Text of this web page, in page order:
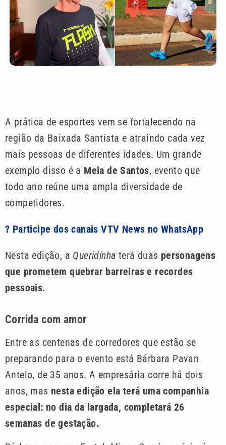
A prática de esportes vem se fortalecendo na
região da Baixada Santista e atraindo cada vez
mais pessoas de diferentes idades. Um grande
exemplo disso é a Meia de Santos, evento que
todo ano reúne uma ampla diversidade de
competidores.
? Participe dos canais VTV News no WhatsApp
Nesta edição, a Queridinha terá duas personagens
que prometem quebrar barreiras e recordes
pessoais.
Corrida com amor
Entre as centenas de corredores que estão se
preparando para o evento está Bárbara Pavan
Antelo, de 35 anos. A empresária corre há dois
anos, mas nesta edição ela terá uma companhia
especial: no dia da largada, completará 26
semanas de gestação.